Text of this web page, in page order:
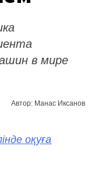
в мире
Автор: Манас Иксанов
оқуға